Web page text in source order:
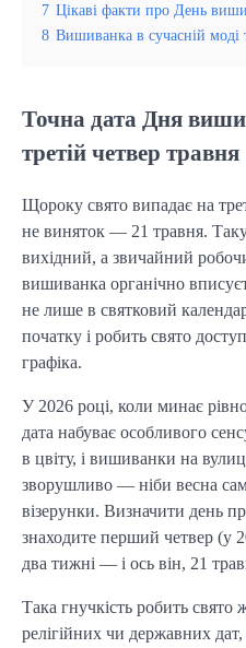
7 Цікаві факти про День
8 Вишиванка в сучасній моді
Точна дата Дня
третій четвер травня
Щороку свято випадає на
не виняток — 21 травня.
вихідний, а звичайний
вишиванка органічно
не лише в святковий
початку і робить свято
графіка.
У 2026 році, коли минає
дата набуває особливого
в цвіту, і вишиванки на
зворушливо — ніби весна
візерунки. Визначити день
знаходите перший четвер (у
два тижні — і ось він, 21
Така гнучкість робить
релігійних чи державних